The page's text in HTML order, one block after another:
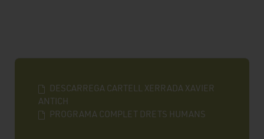
DESCARREGA CARTELL XERRADA XAVIER
ANTICH
PROGRAMA COMPLET DRETS HUMANS